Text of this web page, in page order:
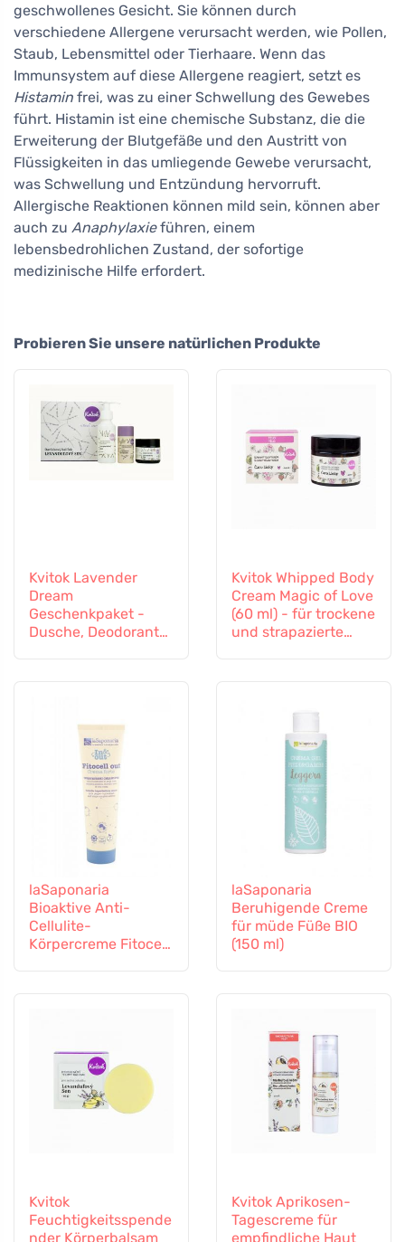
geschwollenes Gesicht. Sie können durch
verschiedene Allergene verursacht werden, wie Pollen,
Staub, Lebensmittel oder Tierhaare. Wenn das
Immunsystem auf diese Allergene reagiert, setzt es
Histamin frei, was zu einer Schwellung des Gewebes
führt. Histamin ist eine chemische Substanz, die die
Erweiterung der Blutgefäße und den Austritt von
Flüssigkeiten in das umliegende Gewebe verursacht,
was Schwellung und Entzündung hervorruft.
Allergische Reaktionen können mild sein, können aber
auch zu Anaphylaxieführen, einem
lebensbedrohlichen Zustand, der sofortige
medizinische Hilfe erfordert.
Probieren Sie unsere natürlichen Produkte
Kvitok Lavender
Dream
Geschenkpaket -
Dusche, Deodorant
Kvitok Whipped Body
Cream Magic of Love
(60 ml) - für trockene
und strapazierte
laSaponaria
Bioaktive Anti-
Cellulite-
Körpercreme Fitocell
laSaponaria
Beruhigende Creme
für müde Füße BIO
(150 ml)
Kvitok
Feuchtigkeitsspende
nder Körperbalsam
Kvitok Aprikosen-
Tagescreme für
empfindliche Haut